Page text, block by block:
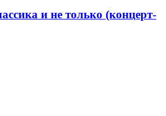
и не только (концерт-